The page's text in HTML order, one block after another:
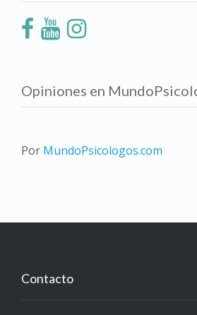
Opiniones en
Por MundoPsicologos.com
Contacto